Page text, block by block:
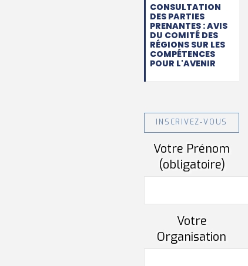
CONSULTATION
DES PARTIES
PRENANTES : AVIS
DU COMITÉ DES
RÉGIONS SUR LES
COMPÉTENCES
POUR L'AVENIR
INSCRIVEZ-VOUS
Votre Prénom
(obligatoire)
Votre
Organisation